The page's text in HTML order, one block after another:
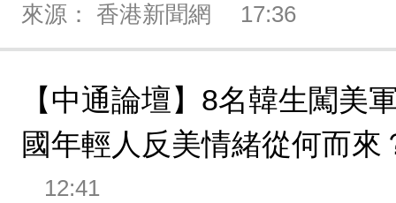
來源： 香港新聞網 17:36
【中通論壇】8名韓生闖美
國年輕人反美情緒從何而來
12:41